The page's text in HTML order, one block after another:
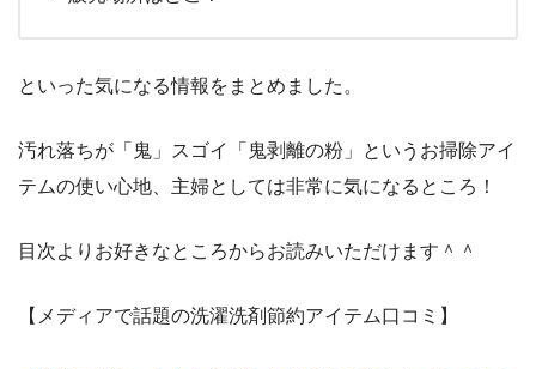
といった気になる情報をまとめました。
汚れ落ちが「鬼」スゴイ「鬼剥離の粉」というお掃除アイ
テムの使い心地、主婦としては非常に気になるところ！
目次よりお好きなところからお読みいただけます＾＾
【メディアで話題の洗濯洗剤節約アイテム口コミ】